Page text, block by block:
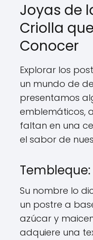
Joyas de
Criolla
Conocer
Explorar los
un mundo de
presentamos
emblemáticos,
faltan en una
el sabor de
Tembleque:
Su nombre lo
un postre a
azúcar y
adquiere una